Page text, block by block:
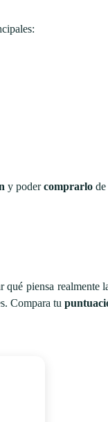
y podercomprarlo
piensa realmente
Compara tu